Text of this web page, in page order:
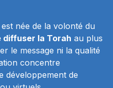
est née de la volonté du
diffuser la Torah au plus
le message ni la qualité
concentre
développement de